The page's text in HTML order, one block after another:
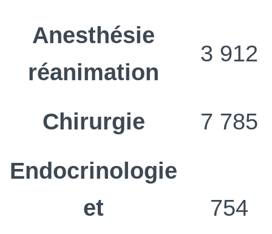
Anesthésie
réanimation
3 912
Chirurgie
7 785
Endocrinologie
et
754